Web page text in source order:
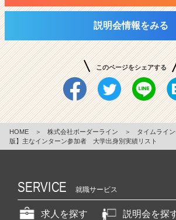
説明会情報をみる
このページをシェアする
HOME ＞ 株式会社ボーダーライン ＞ タイムライ
版】主なインターン参加者 大学出身別実績リスト
SERVICE 就職サービス
求人を探す
説明会を探